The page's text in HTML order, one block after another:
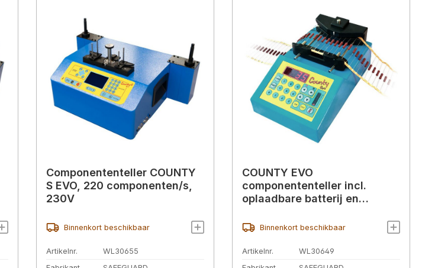
Componententeller COUNTY
S EVO, 220 componenten/s,
230V
Binnenkort beschikbaar
Artikelnr.
WL30655
COUNTY EVO
componententeller incl.
oplaadbare batterij en
Binnenkort beschikbaar
Artikelnr.
WL30649